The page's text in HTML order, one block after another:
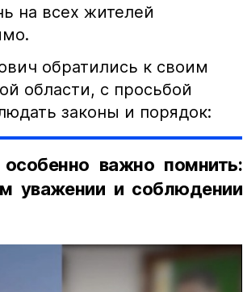
на всех жителей
обратились к своим
области, с просьбой
законы и порядок:
важно помнить:
уважении и соблюдении